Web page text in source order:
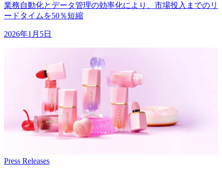
業務自動化とデータ管理の効率化により、市場投入までのリ
ードタイムを50％短縮
2026年1月5日
Press Releases